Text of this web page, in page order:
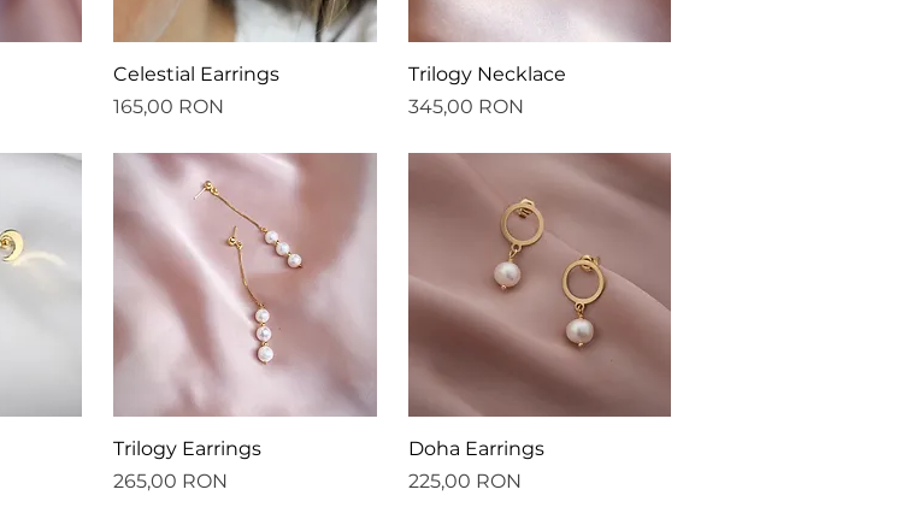
Afișare rapidă
Celestial Earrings
Preț
165,00 RON
Afișare rapidă
Trilogy Necklace
Preț
345,00 RON
Afișare rapidă
Trilogy Earrings
Preț
265,00 RON
Afișare rapidă
Doha Earrings
Preț
225,00 RON